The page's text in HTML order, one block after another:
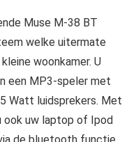
Muse M-38 BT
welke uitermate
woonkamer. U
een MP3-speler met
Watt luidsprekers. Met
ook uw laptop of Ipod